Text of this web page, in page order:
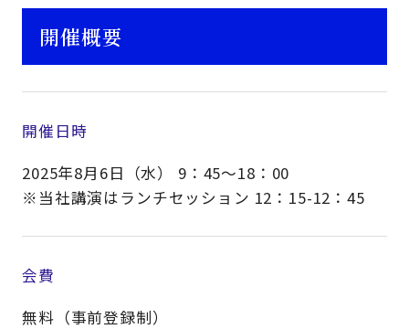
開催概要
開催日時
2025年8月6日（水） 9：45～18：00
※当社講演はランチセッション 12：15-12：45
会費
無料（事前登録制）